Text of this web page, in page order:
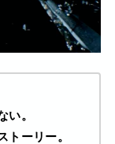
い。
トーリー。